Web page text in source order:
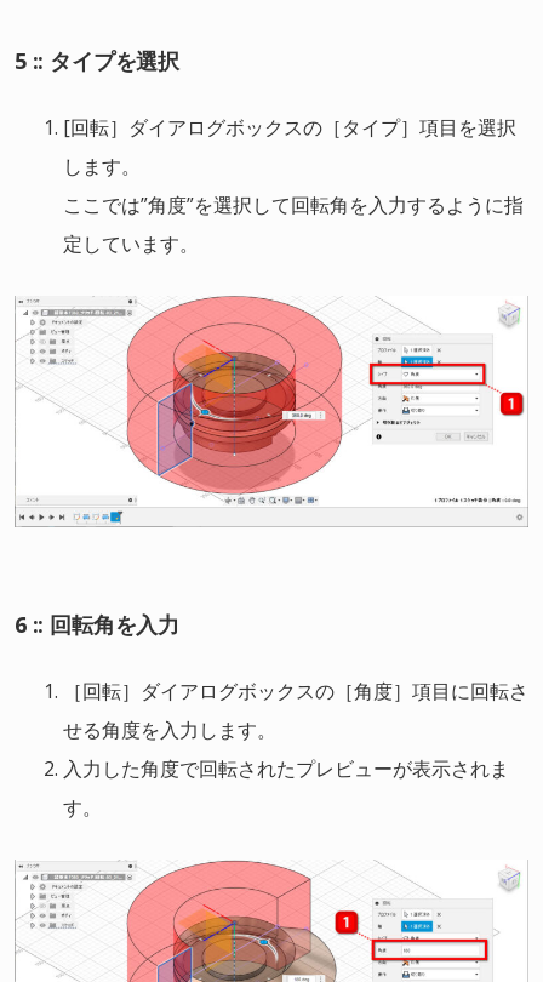
5 :: タイプを選択
[回転］ダイアログボックスの［タイプ］項目を選択
します。
ここでは”角度”を選択して回転角を入力するように指
定しています。
6 :: 回転角を入力
［回転］ダイアログボックスの［角度］項目に回転さ
せる角度を入力します。
入力した角度で回転されたプレビューが表示されま
す。